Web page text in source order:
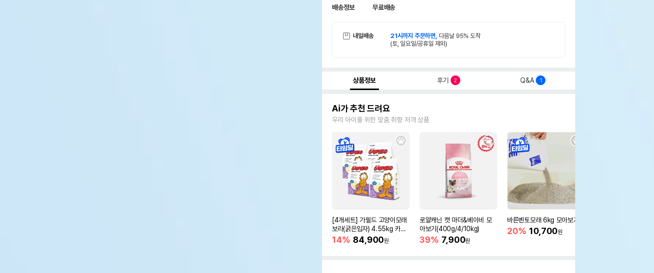
배송정보 무료배송
내일배송 21시까지 주문하면, 다음날 95% 도착
(토, 일요일/공휴일 제외)
상품정보 후기 2 Q&A 1
Ai가 추천 드려요
우리 아이를 위한 맞춤 취향 저격 상품
[4개세트] 가필드 고양이모래
보라(굵은입자) 4.55kg 카사
바모래
14% 84,900원
로얄캐닌 캣 마더&베이비 모
아보기(400g/4/10kg)
39% 7,900원
바른벤토모래 6kg 모아보기
20% 10,700원